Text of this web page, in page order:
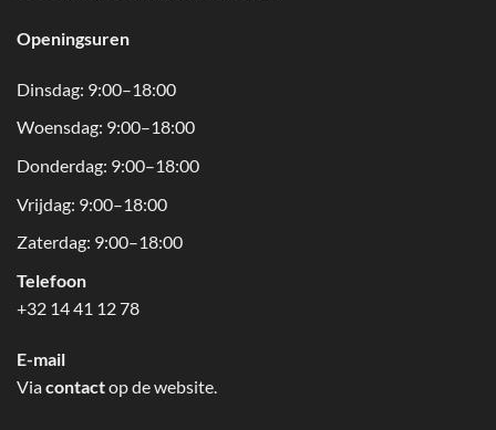
Openingsuren
Dinsdag: 9:00–18:00
Woensdag: 9:00–18:00
Donderdag: 9:00–18:00
Vrijdag: 9:00–18:00
Zaterdag: 9:00–18:00
Telefoon
+32 14 41 12 78
E-mail
Viacontactop de website.